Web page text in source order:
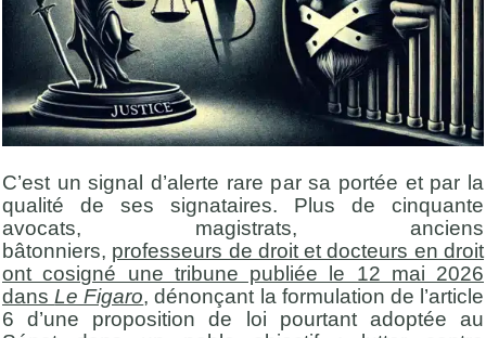
C’est un signal d’alerte rare par sa portée et par la
qualité de ses signataires. Plus de cinquante
avocats, magistrats, anciens
bâtonniers, professeurs de droit et docteurs en droit
ont cosigné une tribune publiée le 12 mai 2026
dansLe Figaro, dénonçant la formulation de l’article
6 d’une proposition de loi pourtant adoptée au